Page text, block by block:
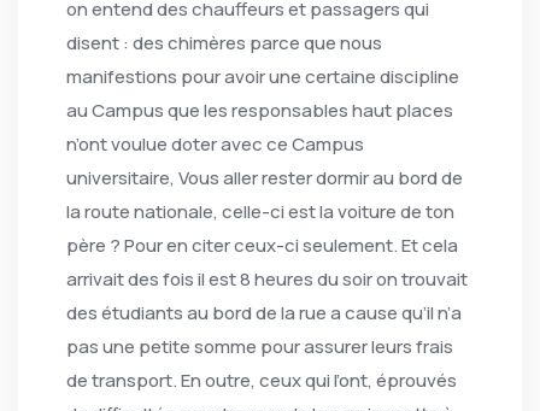
on entend des chauffeurs et passagers qui
disent : des chimères parce que nous
manifestions pour avoir une certaine discipline
au Campus que les responsables haut places
n’ont voulue doter avec ce Campus
universitaire, Vous aller rester dormir au bord de
la route nationale, celle-ci est la voiture de ton
père ? Pour en citer ceux-ci seulement. Et cela
arrivait des fois il est 8 heures du soir on trouvait
des étudiants au bord de la rue a cause qu’il n’a
pas une petite somme pour assurer leurs frais
de transport. En outre, ceux qui l’ont, éprouvés